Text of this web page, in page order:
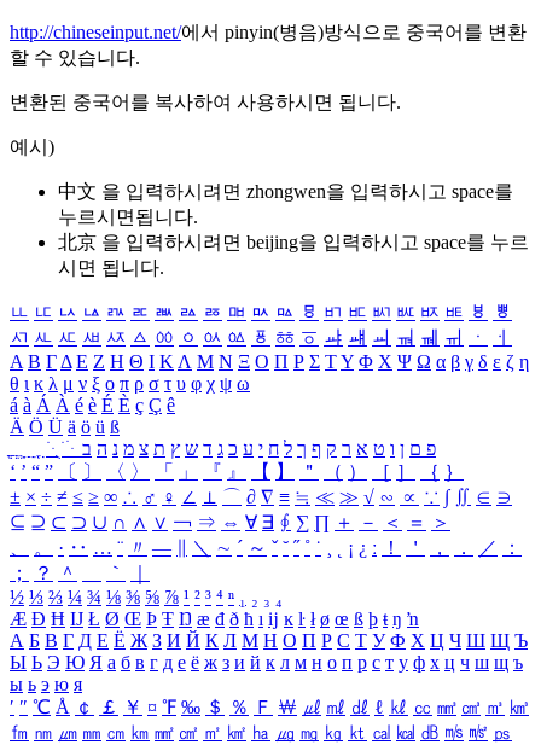
http://chineseinput.net/에서 pinyin(병음)방식으로 중국어를 변환
할 수 있습니다.
변환된 중국어를 복사하여 사용하시면 됩니다.
예시)
中文 을 입력하시려면 zhongwen을 입력하시고 space를
누르시면됩니다.
北京 을 입력하시려면 beijing을 입력하시고 space를 누르
시면 됩니다.
ㅥ ㅦ ㅧ ㅨ ㅩ ㅪ ㅫ ㅬ ㅭ ㅮ ㅯ ㅰ ㅱ ㅲ ㅳ ㅴ ㅵ ㅶ ㅷ ㅸ
ㅹ
ㅺ ㅻ ㅼ ㅽ ㅾ ㅿ ㆀ ㆁ ㆂ ㆃ ㆄ ㆅ ㆆ ㆇ ㆈ ㆉ ㆊ ㆋ ㆌ ㆍ
ㆎ
Α Β ΓΔ Ε Ζ Η Θ Ι ΚΛ Μ Ν Ξ Ο Π Ρ Σ ΤΥ Φ Χ Ψ Ω α β γ δ ε ζ η
θ ι κ λ μ ν ξ ο π ρ σ τ υ φ χ ψ ω
á à Á À é è É È ç Ç ê
Ä Ö Ü ä ö ü ß
ִֶֹ ֻּ ׁׂ פ ם ן ו ט א ר ק ף ך ל ח י ע כ ג ד ש ץ ת צ מ נ ה ב
‘ ’ “ ” 〔 〕 〈 〉 「 」 『 』 【 】 ＂ （ ） ［ ］ ｛ ｝
± × ÷ ≠ ≤ ≥ ∞ ∴ ♂ ♀ ∠ ⊥ ⌒ ∂ ∇ ≡ ≒ ≪ ≫ √ ∽ ∝ ∵ ∫ ∬ ∈ ∋
⊆ ⊇ ⊂ ⊃ ∪ ∩ ∧ ∨ ￢ ⇒ ⇔ ∀ ∃ ∮ ∑ ∏ ＋ － ＜ ＝
＞
、
。 · ‥ … ¨ 〃 ― ＼ ∼ ´ ～ ˇ ˘ ˝ ˚ ˙ ¸ ¡ ¿ ː ！ ＇ ， ． ／
：
；
？ ＾ ｀
½ ⅓ ⅔ ¼ ¾ ⅛ ⅜ ⅝ ⅞ ¹ ² ³ ⁴ ⁿ ₁ ₂ ₃ ₄
Æ Ð Ħ Ĳ Ł Ø Œ Þ Ŧ Ŋ æ đ ð ħ ı ĳ ĸ ŀ ł ø œ ß þ ŧ ŋ ŉ
А Б В Г Д Е Ё Ж З И Й К Л М Н О П Р С Т У Ф Х Ц Ч Ш Щ Ъ
Ы Ь Э Ю Я а б в г д е ё ж з и й к л м н о п р с т у ф х ц ч ш щ ъ
ы ь э ю я
′ ″ ℃ Å ￠ ￡ ￥ ¤ ℉ ‰ ＄ ％ Ｆ ￦ ㎕ ㎖ ㎗ ℓ ㎘ ㏄ ㎣ ㎤ ㎥ ㎦
㎙ ㎚ ㎛ ㎜ ㎝ ㎞ ㎟ ㎠ ㎡ ㎢ ㏊ ㎍ ㎎ ㎏ ㏏ ㎈ ㎉ ㏈ ㎧ ㎨ ㎰